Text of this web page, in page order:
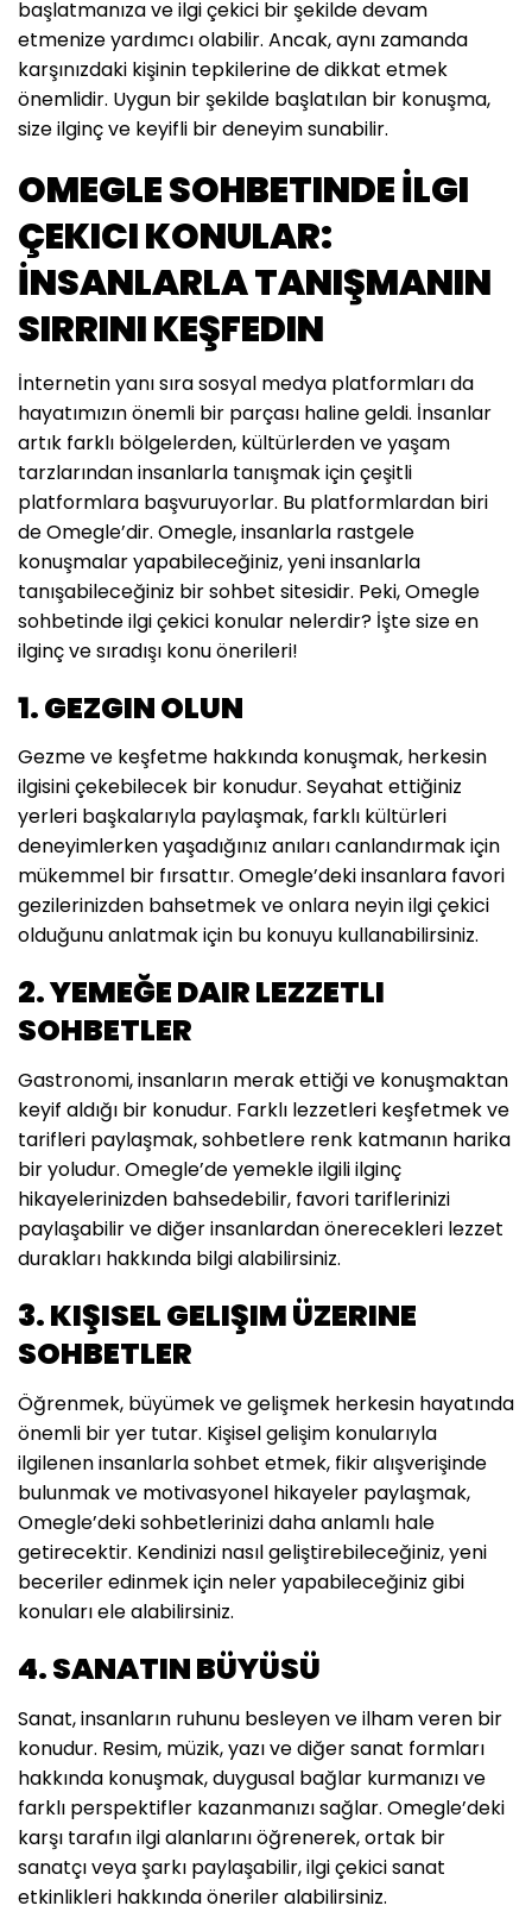
başlatmanıza ve ilgi çekici bir şekilde devam
etmenize yardımcı olabilir. Ancak, aynı zamanda
karşınızdaki kişinin tepkilerine de dikkat etmek
önemlidir. Uygun bir şekilde başlatılan bir konuşma,
size ilginç ve keyifli bir deneyim sunabilir.
OMEGLE SOHBETINDE İLGI
ÇEKICI KONULAR:
İNSANLARLA TANIŞMANIN
SIRRINI KEŞFEDIN
İnternetin yanı sıra sosyal medya platformları da
hayatımızın önemli bir parçası haline geldi. İnsanlar
artık farklı bölgelerden, kültürlerden ve yaşam
tarzlarından insanlarla tanışmak için çeşitli
platformlara başvuruyorlar. Bu platformlardan biri
de Omegle’dir. Omegle, insanlarla rastgele
konuşmalar yapabileceğiniz, yeni insanlarla
tanışabileceğiniz bir sohbet sitesidir. Peki, Omegle
sohbetinde ilgi çekici konular nelerdir? İşte size en
ilginç ve sıradışı konu önerileri!
1. GEZGIN OLUN
Gezme ve keşfetme hakkında konuşmak, herkesin
ilgisini çekebilecek bir konudur. Seyahat ettiğiniz
yerleri başkalarıyla paylaşmak, farklı kültürleri
deneyimlerken yaşadığınız anıları canlandırmak için
mükemmel bir fırsattır. Omegle’deki insanlara favori
gezilerinizden bahsetmek ve onlara neyin ilgi çekici
olduğunu anlatmak için bu konuyu kullanabilirsiniz.
2. YEMEĞE DAIR LEZZETLI
SOHBETLER
Gastronomi, insanların merak ettiği ve konuşmaktan
keyif aldığı bir konudur. Farklı lezzetleri keşfetmek ve
tarifleri paylaşmak, sohbetlere renk katmanın harika
bir yoludur. Omegle’de yemekle ilgili ilginç
hikayelerinizden bahsedebilir, favori tariflerinizi
paylaşabilir ve diğer insanlardan önerecekleri lezzet
durakları hakkında bilgi alabilirsiniz.
3. KIŞISEL GELIŞIM ÜZERINE
SOHBETLER
Öğrenmek, büyümek ve gelişmek herkesin hayatında
önemli bir yer tutar. Kişisel gelişim konularıyla
ilgilenen insanlarla sohbet etmek, fikir alışverişinde
bulunmak ve motivasyonel hikayeler paylaşmak,
Omegle’deki sohbetlerinizi daha anlamlı hale
getirecektir. Kendinizi nasıl geliştirebileceğiniz, yeni
beceriler edinmek için neler yapabileceğiniz gibi
konuları ele alabilirsiniz.
4. SANATIN BÜYÜSÜ
Sanat, insanların ruhunu besleyen ve ilham veren bir
konudur. Resim, müzik, yazı ve diğer sanat formları
hakkında konuşmak, duygusal bağlar kurmanızı ve
farklı perspektifler kazanmanızı sağlar. Omegle’deki
karşı tarafın ilgi alanlarını öğrenerek, ortak bir
sanatçı veya şarkı paylaşabilir, ilgi çekici sanat
etkinlikleri hakkında öneriler alabilirsiniz.